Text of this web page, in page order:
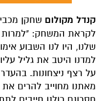
קנדל מקולום שחקן
לקראת המשחק: "למרות
שלנו, היו לנו השבוע
למדנו היטב את גליל
על רצף ניצחונות.
מאתנו מחוייב להרים